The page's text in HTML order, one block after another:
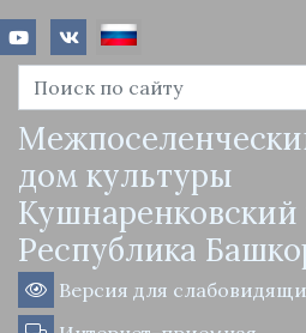
дом культуры
Республика
Версия для